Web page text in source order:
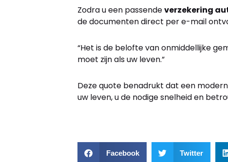
Zodra u een passendeverzekering
de documenten direct per e-mail
“Het is de belofte van onmiddellijke
moet zijn als uw leven.”
Deze quote benadrukt dat een
uw leven, u de nodige snelheid en
Facebook Twitter